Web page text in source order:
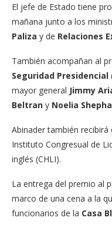
El jefe de Estado tiene
mañana junto a los
Paliza y de Relaciones
También acompañan al
Seguridad Presidencial
mayor general Jimmy
Beltran y Noelia
Abinader también
Instituto Congresual de
inglés (CHLI).
La entrega del premio al
marco de una cena a la
funcionarios de la Casa